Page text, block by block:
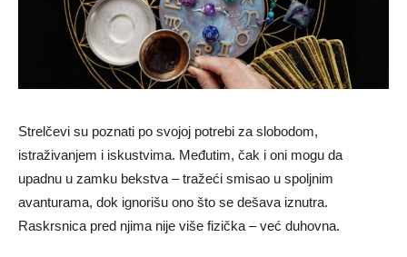
Strelčevi su poznati po svojoj potrebi za slobodom,
istraživanjem i iskustvima. Međutim, čak i oni mogu da
upadnu u zamku bekstva – tražeći smisao u spoljnim
avanturama, dok ignorišu ono što se dešava iznutra.
Raskrsnica pred njima nije više fizička – već duhovna.